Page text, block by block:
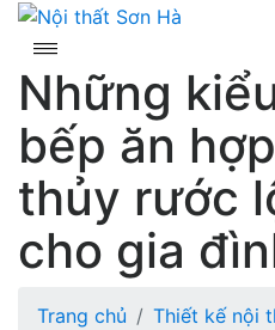
Skip
content
Những
bếp ăn
thủy rước
cho gia
Trang chủ
Thiết kế nội